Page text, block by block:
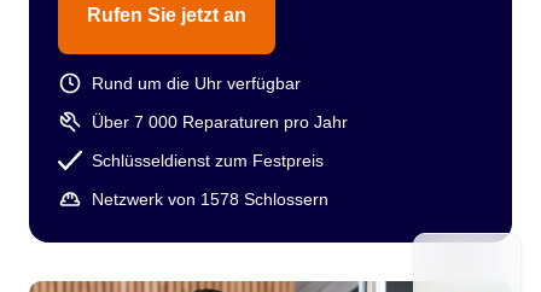
Rufen Sie jetzt an
Rund um die Uhr verfügbar
Über 7 000 Reparaturen pro Jahr
Schlüsseldienst zum Festpreis
Netzwerk von 1578 Schlossern